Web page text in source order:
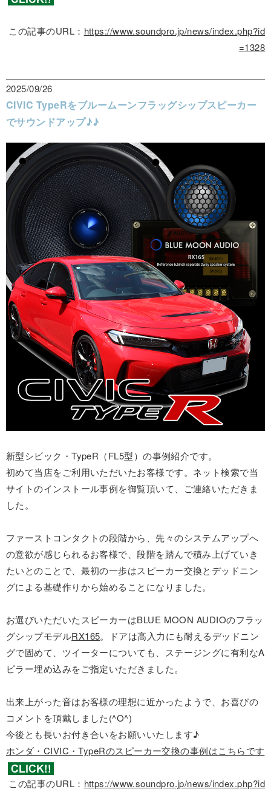
この記事のURL： https://www.soundpro.jp/news/index.php?id
=1328
2025/09/26
CIVIC TypeRをブルームーンフラッグシップスピーカー
でサウンドアップ♪♪
新型シビック・TypeR（FL5型）の事例紹介です。
初めて当店をご利用いただいたお客様です。ネット検索で当
サイトのインストール事例を御覧頂いて、ご連絡いただきま
した。
ファーストコンタクトの段階から、先々のシステムアップへ
の意欲が感じられるお客様で、段階を踏んで積み上げていき
たいとのことで、最初の一歩はスピーカー交換とデッドニン
グによる基礎作りから始めることになりました。
お選びいただいたスピーカーはBLUE MOON AUDIOのフラッ
グシップモデルRX165。ドアは高入力にも耐えるデッドニン
グで固めて、ツイーターについても、ステージングに有利なA
ピラー埋め込みをご指定いただきました。
出来上がった音はお客様の理想に近かったようで、お喜びの
コメントを頂戴しました(^O^)
今後とも長いお付き合いをお願いいたします♪
ホンダ・CIVIC・TypeRのスピーカー交換の事例はこちらです
この記事のURL： https://www.soundpro.jp/news/index.php?id